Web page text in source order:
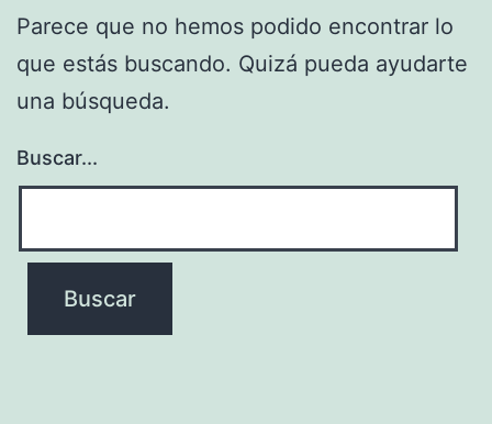
Parece que no hemos podido encontrar lo
que estás buscando. Quizá pueda ayudarte
una búsqueda.
Buscar...